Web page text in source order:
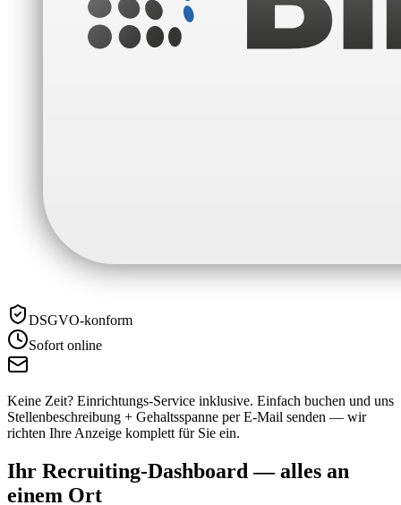
DSGVO-konform
Sofort online
Keine Zeit? Einrichtungs-Service inklusive. Einfach buchen und uns
Stellenbeschreibung + Gehaltsspanne per E-Mail senden — wir
richten Ihre Anzeige komplett für Sie ein.
Ihr Recruiting-Dashboard — alles an
einem Ort